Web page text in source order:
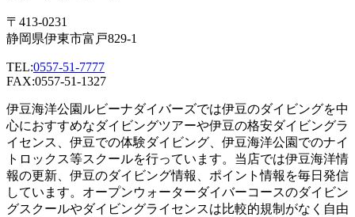
〒413-0231
静岡県伊東市富戸829-1
TEL:0557-51-7777
FAX:0557-51-1327
伊豆海洋公園ルビーナダイバーズでは伊豆のダイビングを中
心におすすめなダイビングツアーや伊豆の格安ダイビングラ
イセンス、伊豆での体験ダイビング、伊豆海洋公園でのナイ
トロックス等スクールを行っています。当店では伊豆海洋情
報の更新、伊豆のダイビング情報、ポイント情報を毎日発信
しています。オープンウォーターダイバーコースのダイビン
グスクールやダイビングライセンスは比較的規制がなく自由